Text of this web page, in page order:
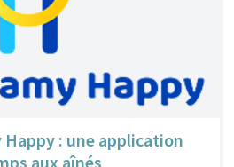
Happy : une application
aux aînés